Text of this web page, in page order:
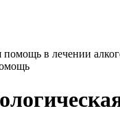
в лечении